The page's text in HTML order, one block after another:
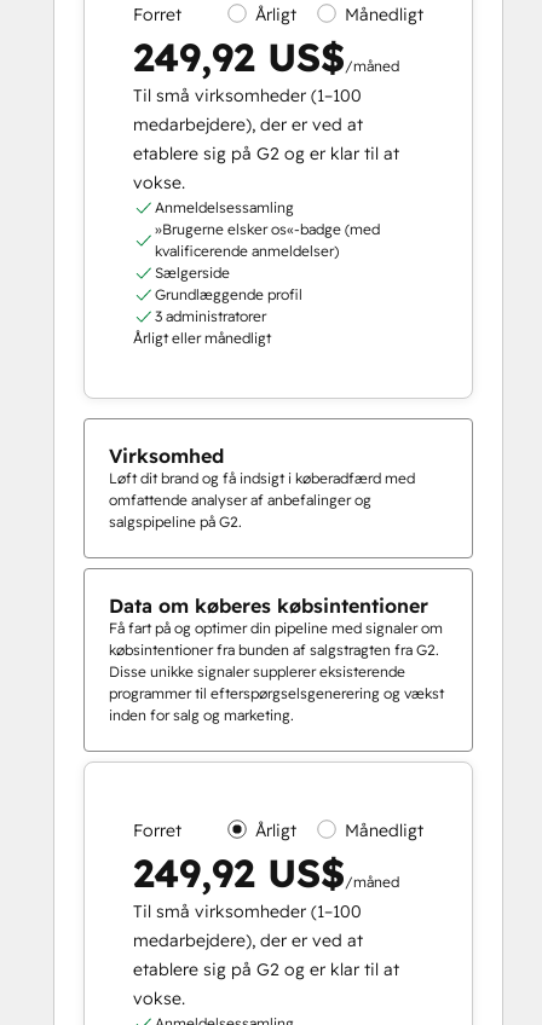
Forret Årligt Månedligt
249,92 US$/måned
Til små virksomheder (1–100
medarbejdere), der er ved at
etablere sig på G2 og er klar til at
vokse.
Anmeldelsessamling
»Brugerne elsker os«-badge (med
kvalificerende anmeldelser)
Sælgerside
Grundlæggende profil
3 administratorer
Årligt eller månedligt
Virksomhed
Løft dit brand og få indsigt i køberadfærd med
omfattende analyser af anbefalinger og
salgspipeline på G2.
Data om køberes købsintentioner
Få fart på og optimer din pipeline med signaler om
købsintentioner fra bunden af salgstragten fra G2.
Disse unikke signaler supplerer eksisterende
programmer til efterspørgselsgenerering og vækst
inden for salg og marketing.
Forret Årligt Månedligt
249,92 US$/måned
Til små virksomheder (1–100
medarbejdere), der er ved at
etablere sig på G2 og er klar til at
vokse.